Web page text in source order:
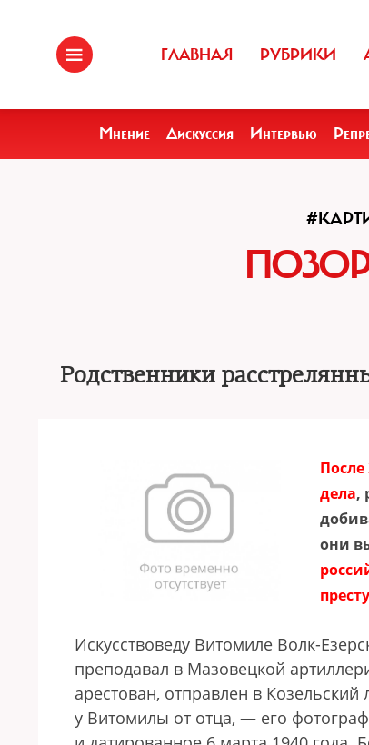
ГЛАВНАЯ РУБРИКИ
Мнение Дискуссия Интервью
Родственники
дела,
они
Искусствоведу Витомиле Волк-
преподавал в Мазовецкой
арестован, отправлен в Козельский
у Витомилы от отца, — его